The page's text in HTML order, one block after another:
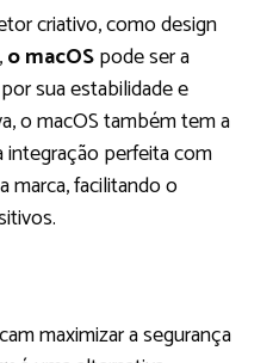
criativo, como design
o macOSpode ser a
sua estabilidade e
o macOS também tem a
perfeita com
facilitando o
maximizar a segurança